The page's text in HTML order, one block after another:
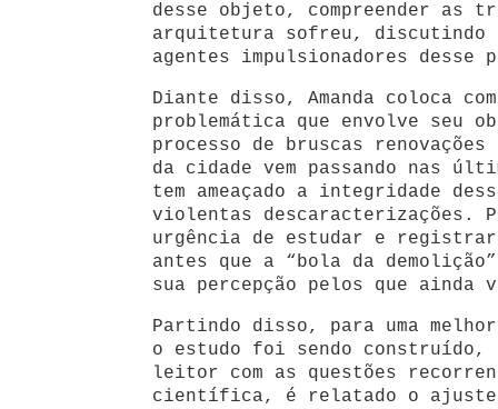
desse objeto, compreender as
arquitetura sofreu, discutindo
agentes impulsionadores desse
Diante disso, Amanda coloca
problemática que envolve seu
processo de bruscas
da cidade vem passando nas
tem ameaçado a integridade
violentas descaracterizações.
urgência de estudar e
antes que a “bola da
sua percepção pelos que ainda
Partindo disso, para uma melhor
o estudo foi sendo
leitor com as questões
científica, é relatado o ajuste